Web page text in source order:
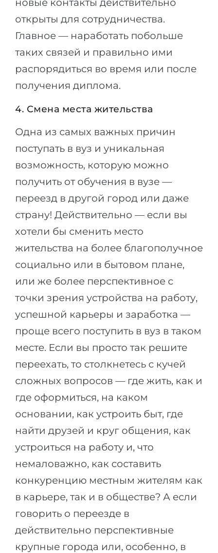
новые контакты действительно
открыты для сотрудничества.
Главное — наработать побольше
таких связей и правильно ими
распорядиться во время или после
получения диплома.
4. Смена места жительства
Одна из самых важных причин
поступать в вуз и уникальная
возможность, которую можно
получить от обучения в вузе —
переезд в другой город или даже
страну! Действительно — если вы
хотели бы сменить место
жительства на более благополучное
социально или в бытовом плане,
или же более перспективное с
точки зрения устройства на работу,
успешной карьеры и заработка —
проще всего поступить в вуз в таком
месте. Если вы просто так решите
переехать, то столкнетесь с кучей
сложных вопросов — где жить, как и
где оформиться, на каком
основании, как устроить быт, где
найти друзей и круг общения, как
устроиться на работу и, что
немаловажно, как составить
конкуренцию местным жителям как
в карьере, так и в обществе? А если
говорить о переезде в
действительно перспективные
крупные города или, особенно, в